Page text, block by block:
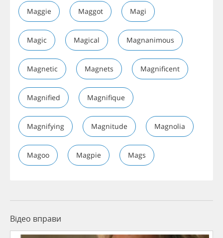
Maggie Maggot Magi
Magic Magical Magnanimous
Magnetic Magnets Magnificent
Magnified Magnifique
Magnifying Magnitude Magnolia
Magoo Magpie Mags
Відео вправи